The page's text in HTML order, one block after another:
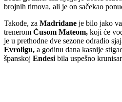
brojnih timova, ali je on sačekao
Takođe, za Madriđane je bilo jako
trenerom Ćusom Mateom, koji će
je u prethodne dve sezone odradio
Evroligu, a godinu dana kasnije
španskoj Endesi bila uspešno